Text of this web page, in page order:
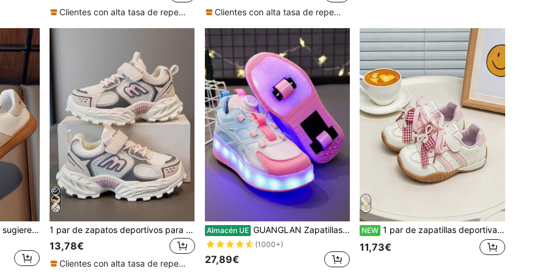
Clientes con alta tasa de repetición Clientes con alta tasa de repetición
[El tamaño es pequeño, se sugiere pedir una talla talla grande. Si su talla habitual es talla grande pequeña, se sugiere pedir su talla regular] 1 par de zapatos deportivos cómodos para niños, nuevos zapatos casuales versátiles de suela blanda y antideslizantes para niños y niñas, de puntera redonda y corte bajo, adecuados para Halloween, Navidad, estudiantes, zapatos para caminar de niños pequeños 1 par de zapatos deportivos para niños para todas las estaciones, cómodos y ligeros, adecuados para múltiples ocasiones
13,78€
Clientes con alta tasa de repetición
Almacén UE GUANGLAN Zapatillas con luces LED recargables por USB para niños, zapatos de malla con luz colorida brillante para primavera/verano, adecuado para niños y niñas de primaria y secundaria, zapatos deportivos y casuales, zapatillas chunky, zapatillas con ruedas, zapatillas para correr con luz LED para primavera/otoño, zapatos con cambio de color, zapatos deportivos con luces LED para niños
(1000+)
27,89€
NEW 1 par de zapatillas deportivas casuales para niños, bebés y niños pequeños, zapatos de skate, transpirables, cómodos y de moda con cierre de gancho y bucle, adecuados para primavera, verano, otoño e invierno, nuevo estilo de zapatos para niños y niñas, zapatos para caminar, uso al aire libre
11,73€